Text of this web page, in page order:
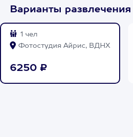
Варианты развлечения
1 чел
Фотостудия Айрис, ВДНХ
6250 ₽